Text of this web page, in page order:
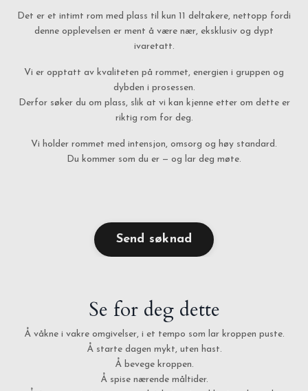
Det er et intimt rom med plass til kun 11 deltakere, nettopp fordi
denne opplevelsen er ment å være nær, eksklusiv og dypt
ivaretatt.
Vi er opptatt av kvaliteten på rommet, energien i gruppen og
dybden i prosessen.
Derfor søker du om plass, slik at vi kan kjenne etter om dette er
riktig rom for deg.
Vi holder rommet med intensjon, omsorg og høy standard.
Du kommer som du er — og lar deg møte.
Send søknad
Se for deg dette
Å våkne i vakre omgivelser, i et tempo som lar kroppen puste.
Å starte dagen mykt, uten hast.
Å bevege kroppen.
Å spise nærende måltider.